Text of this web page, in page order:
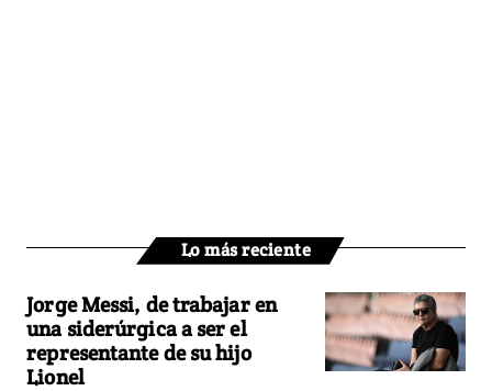
Lo más reciente
Jorge Messi, de trabajar en
una siderúrgica a ser el
representante de su hijo
Lionel